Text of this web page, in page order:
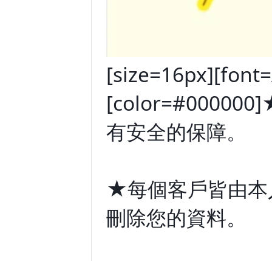
有安全的保障。
★每個客戶皆由本
刪除您的資料。